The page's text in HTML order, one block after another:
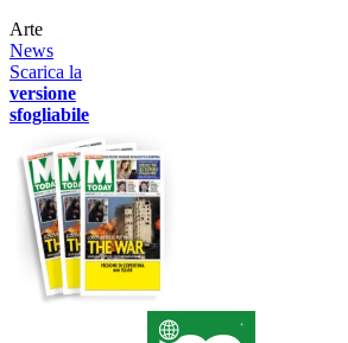
Arte
News
Scarica la
versione
sfogliabile